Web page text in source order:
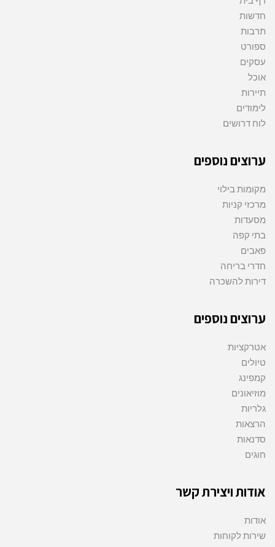
חדשות
תרבות
ספורט
עסקים
אוכל
תיירות
לימודים
לוח דרושים
ערוצים נוספים
מקומות בילוי
מרכזי קניות
מסעדות
בתי קפה
פאבים
חדרי בריחה
דירות להשכרה
ערוצים נוספים
אטרקציות
טיולים
קמפינג
מוזיאונים
גלריות
הרצאות
סדנאות
חוגים
אודות ויצירת קשר
אודות
שירות לקוחות